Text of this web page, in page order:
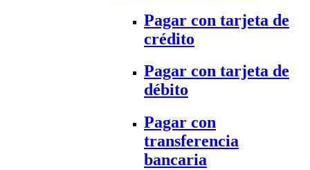
Pagar con tarjeta de
crédito
Pagar con tarjeta de
débito
Pagar con
transferencia
bancaria